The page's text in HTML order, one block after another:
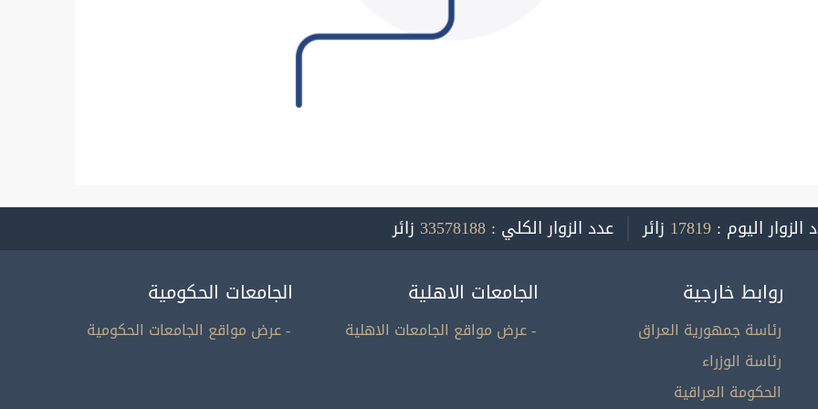
الزوار اليوم : 17819 زائر عدد الزوار الكلي : 33578188 زائر
روابط خارجية
رئاسة جمهورية العراق
رئاسة الوزراء
الحكومة العراقية
الجامعات الاهلية
- عرض مواقع الجامعات الاهلية
الجامعات الحكومية
- عرض مواقع الجامعات الحكومية